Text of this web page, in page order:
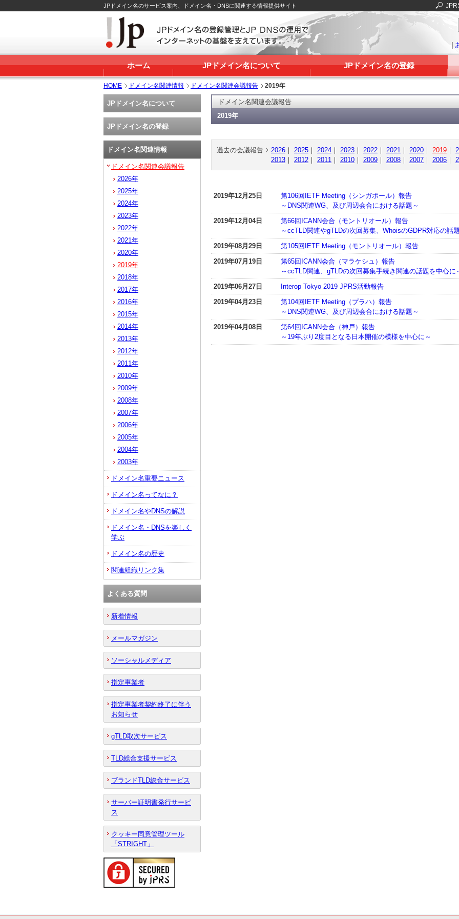
JPドメイン名のサービス案内、ドメイン名・DNSに関連する情報提供サイト
|
ホーム JPドメイン名について JPドメイン名の登録
HOME ドメイン名関連情報 ドメイン名関連会議報告 2019年
ドメイン名関連会議報告
2019年
過去の会議報告 2026 ｜ 2025 ｜ 2024 ｜ 2023 ｜ 2022 ｜ 2021 ｜ 2020 ｜ 2019 ｜
2013 ｜ 2012 ｜ 2011 ｜ 2010 ｜ 2009 ｜ 2008 ｜ 2007 ｜ 2006 ｜
2019年12月25日
第106回IETF Meeting（シンガポール）報告
～DNS関連WG、及び周辺会合における話題～
2019年12月04日
第66回ICANN会合（モントリオール）報告
～ccTLD関連やgTLDの次回募集、WhoisのGDPR対応の話
2019年08月29日
第105回IETF Meeting（モントリオール）報告
2019年07月19日
第65回ICANN会合（マラケシュ）報告
～ccTLD関連、gTLDの次回募集手続き関連の話題を中心に
2019年06月27日
Interop Tokyo 2019 JPRS活動報告
2019年04月23日
第104回IETF Meeting（プラハ）報告
～DNS関連WG、及び周辺会合における話題～
2019年04月08日
第64回ICANN会合（神戸）報告
～19年ぶり2度目となる日本開催の模様を中心に～
JPドメイン名について
JPドメイン名の登録
ドメイン名関連情報
ドメイン名関連会議報告
2026年
2025年
2024年
2023年
2022年
2021年
2020年
2019年
2018年
2017年
2016年
2015年
2014年
2013年
2012年
2011年
2010年
2009年
2008年
2007年
2006年
2005年
2004年
2003年
ドメイン名重要ニュース
ドメイン名ってなに？
ドメイン名やDNSの解説
ドメイン名・DNSを楽しく
学ぶ
ドメイン名の歴史
関連組織リンク集
よくある質問
新着情報
メールマガジン
ソーシャルメディア
指定事業者
指定事業者契約終了に伴う
お知らせ
gTLD取次サービス
TLD総合支援サービス
ブランドTLD総合サービス
サーバー証明書発行サービ
ス
クッキー同意管理ツール
「STRIGHT」